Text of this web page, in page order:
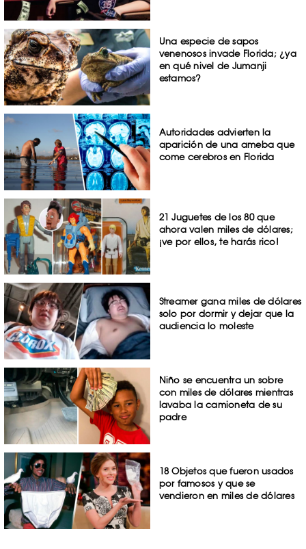
Una especie de sapos
venenosos invade Florida; ¿ya
en qué nivel de Jumanji
estamos?
Autoridades advierten la
aparición de una ameba que
come cerebros en Florida
21 Juguetes de los 80 que
ahora valen miles de dólares;
¡ve por ellos, te harás rico!
Streamer gana miles de dólares
solo por dormir y dejar que la
audiencia lo moleste
Niño se encuentra un sobre
con miles de dólares mientras
lavaba la camioneta de su
padre
18 Objetos que fueron usados
por famosos y que se
vendieron en miles de dólares